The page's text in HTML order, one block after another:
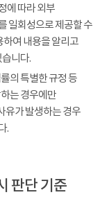
에 따라 외부
일회성으로 제공할 수
하여 내용을 알리고
니다.
의 특별한 규정 등
는 경우에만
유가 발생하는 경우
.
판단 기준